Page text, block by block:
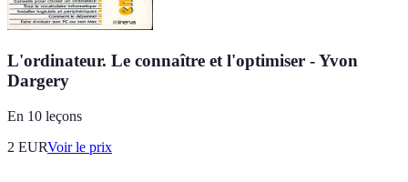
L'ordinateur. Le connaître et l'optimiser - Yvon
Dargery
En 10 leçons
2 EURVoir le prix